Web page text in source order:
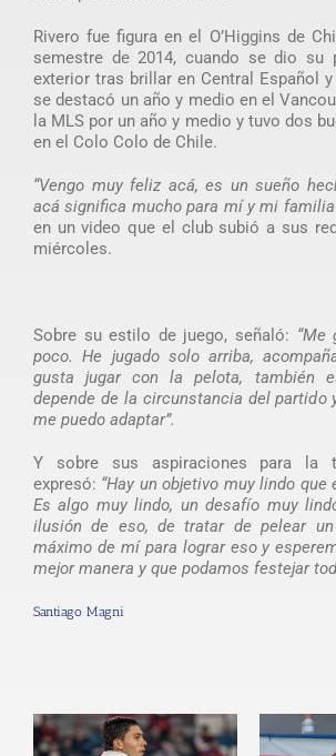
Rivero fue figura en el O’Higgins de
semestre de 2014, cuando se dio su
exterior tras brillar en Central Español
se destacó un año y medio en el
la MLS por un año y medio y tuvo dos
en el Colo Colo de Chile.
“Vengo muy feliz acá, es un sueño
acá significa mucho para mí y mi
en un video que el club subió a sus
miércoles.
Sobre su estilo de juego, señaló: “Me
poco. He jugado solo arriba,
gusta jugar con la pelota, también
depende de la circunstancia del partido
me puedo adaptar”.
Y sobre sus aspiraciones para la
expresó: “Hay un objetivo muy lindo que
Es algo muy lindo, un desafío muy
ilusión de eso, de tratar de pelear
máximo de mí para lograr eso y
mejor manera y que podamos festejar
Santiago Magni